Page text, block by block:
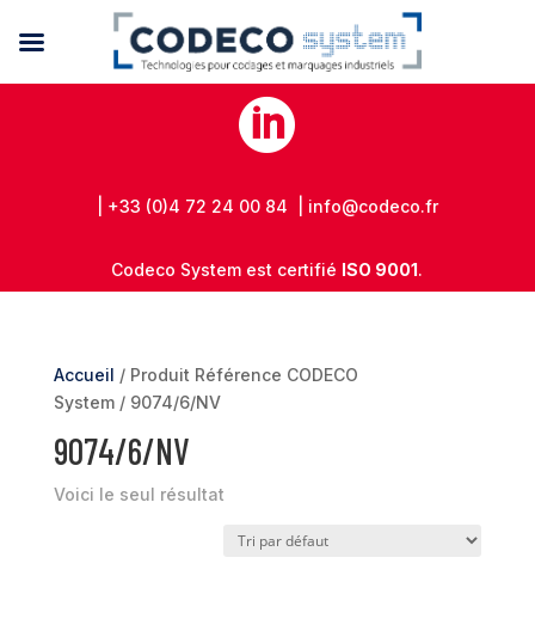

| +33 (0)4 72 24 00 84 | info@codeco.fr
Codeco System est certifié ISO 9001.
Accueil / Produit Référence CODECO
System / 9074/6/NV
9074/6/NV
Voici le seul résultat